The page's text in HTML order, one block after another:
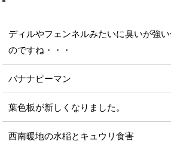
ディルやフェンネルみたいに臭いが強
のですね・・・
バナナピーマン
葉色板が新しくなりました。
西南暖地の水稲とキュウリ食害